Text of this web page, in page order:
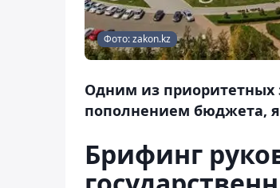
Фото: zakon.kz
Одним из приоритетных
пополнением бюджета,
Брифинг